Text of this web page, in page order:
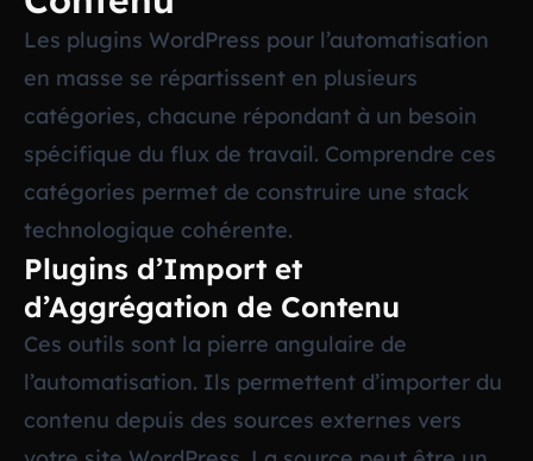
Les plugins WordPress pour l’automatisation
en masse se répartissent en plusieurs
catégories, chacune répondant à un besoin
spécifique du flux de travail. Comprendre ces
catégories permet de construire une stack
technologique cohérente.
Plugins d’Import et
d’Aggrégation de Contenu
Ces outils sont la pierre angulaire de
l’automatisation. Ils permettent d’importer du
contenu depuis des sources externes vers